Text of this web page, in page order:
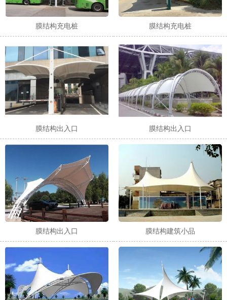
1 3
膜结构充电桩 膜结构充电桩
膜结构出入口 膜结构出入口
膜结构出入口 膜结构建筑小品